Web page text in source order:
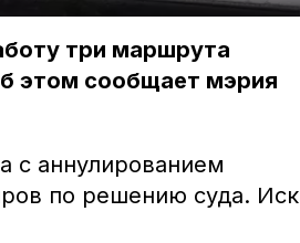
три маршрута
этом сообщает мэрия
с аннулированием
по решению суда. Иск